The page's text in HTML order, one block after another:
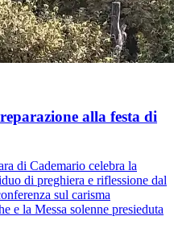
alla festa di
di Cademario celebra la
di preghiera e riflessione dal
sul carisma
e la Messa solenne presieduta